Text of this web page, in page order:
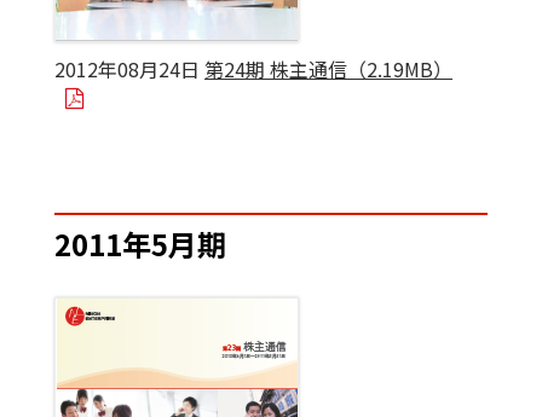
2012年08月24日 第24期 株主通信（2.19MB）
2011年5月期